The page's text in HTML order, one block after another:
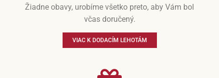
Žiadne obavy, urobíme všetko preto, aby Vám bol
včas doručený.
VIAC K DODACÍM LEHOTÁM